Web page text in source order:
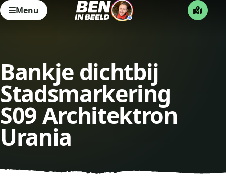
Menu
Bankje dichtbij
Stadsmarkering
S09 Architektron
Urania